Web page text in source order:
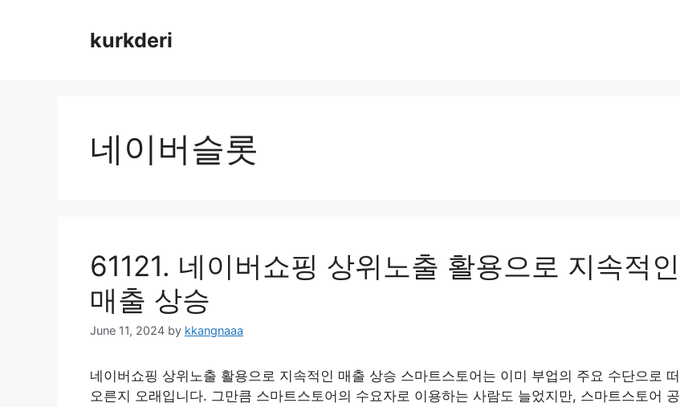
kurkderi
네이버슬롯
61121. 네이버쇼핑 상위노출 활용으로 지속적인
매출 상승
June 11, 2024 by kkangnaaa
네이버쇼핑 상위노출 활용으로 지속적인 매출 상승 스마트스토어는 이미 부업의 주요 수단으로 떠
오른지 오래입니다. 그만큼 스마트스토어의 수요자로 이용하는 사람도 늘었지만, 스마트스토어 공